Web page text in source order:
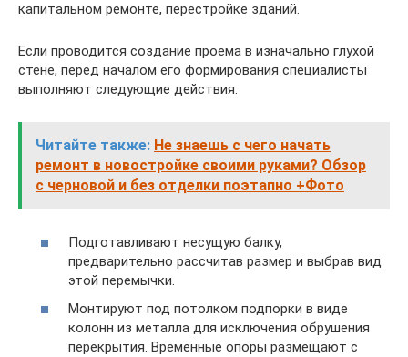
капитальном ремонте, перестройке зданий.
Если проводится создание проема в изначально глухой
стене, перед началом его формирования специалисты
выполняют следующие действия:
Читайте также: Не знаешь с чего начать
ремонт в новостройке своими руками? Обзор
с черновой и без отделки поэтапно +Фото
Подготавливают несущую балку,
предварительно рассчитав размер и выбрав вид
этой перемычки.
Монтируют под потолком подпорки в виде
колонн из металла для исключения обрушения
перекрытия. Временные опоры размещают с